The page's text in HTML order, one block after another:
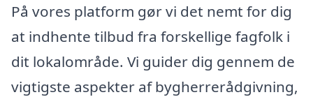
På vores platform gør vi det nemt for dig
at indhente tilbud fra forskellige fagfolk i
dit lokalområde. Vi guider dig gennem de
vigtigste aspekter af bygherrerådgivning,